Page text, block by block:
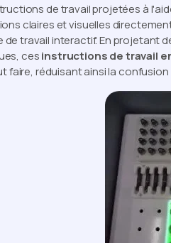
de travail projetées à
claires et visuelles
de travail interactif. En projetant
cesinstructions de travail
faire, réduisant ainsi la